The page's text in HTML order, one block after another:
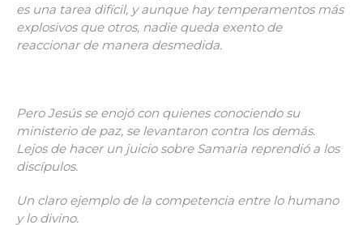
es una tarea difícil, y aunque hay temperamentos más
explosivos que otros, nadie queda exento de
reaccionar de manera desmedida.
Pero Jesús se enojó con quienes conociendo su
ministerio de paz, se levantaron contra los demás.
Lejos de hacer un juicio sobre Samaria reprendió a los
discípulos.
Un claro ejemplo de la competencia entre lo humano
y lo divino.